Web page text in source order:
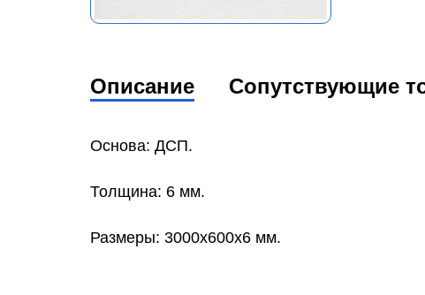
Описание Сопутствующие
Основа: ДСП.
Толщина: 6 мм.
Размеры: 3000x600x6 мм.